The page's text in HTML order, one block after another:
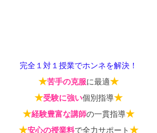
完全１対１授業でホンネを解決！
★苦手の克服に最適★
★受験に強い個別指導★
★経験豊富な講師の一貫指導★
★安心の授業料で全力サポート ★